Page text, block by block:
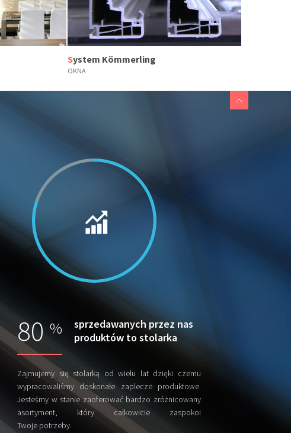
System Kömmerling
OKNA
80%
sprzedawanych przez nas
produktów to stolarka
Zajmujemy się stolarką od wielu lat dzięki czemu
wypracowaliśmy doskonałe zaplecze produktowe.
Jesteśmy w stanie zaoferować bardzo zróżnicowany
asortyment, który całkowicie zaspokoi
Twoje potrzeby.